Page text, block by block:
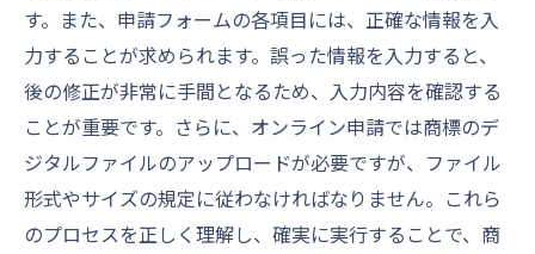
す。また、申請フォームの各項目には、正確な情報を入
力することが求められます。誤った情報を入力すると、
後の修正が非常に手間となるため、入力内容を確認する
ことが重要です。さらに、オンライン申請では商標のデ
ジタルファイルのアップロードが必要ですが、ファイル
形式やサイズの規定に従わなければなりません。これら
のプロセスを正しく理解し、確実に実行することで、商